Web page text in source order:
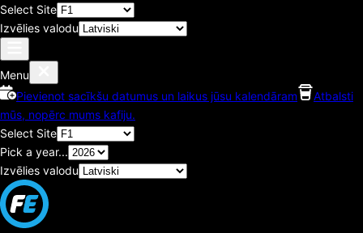
Select Site
Izvēlies valodu
Menu
Pievienot sacīkšu datumus un laikus jūsu kalendāram
Atbalsti
mūs, nopērc mums kafiju.
Select Site
Pick a year...
Izvēlies valodu